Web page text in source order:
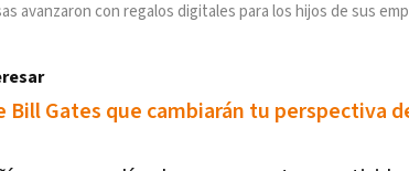
avanzaron con regalos digitales para los hijos de sus
Bill Gates que cambiarán tu perspectiva